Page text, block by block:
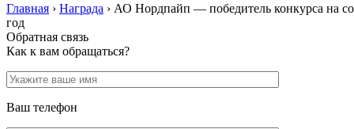
Главная › Награда › АО Нордпайп — победитель конкурса на
год
Обратная связь
Как к вам обращаться?
Ваш телефон